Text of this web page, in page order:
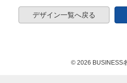
デザイン一覧へ戻る
© 2026 BUSINESS